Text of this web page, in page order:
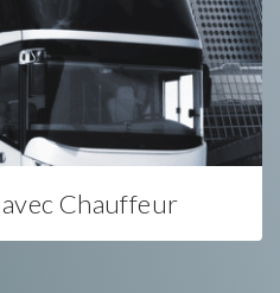
Chauffeur